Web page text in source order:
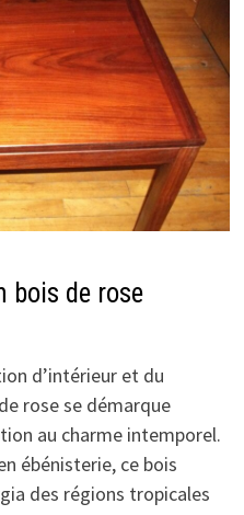
bois de rose
d’intérieur et du
rose se démarque
au charme intemporel.
ébénisterie, ce bois
des régions tropicales